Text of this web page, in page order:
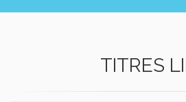
TITRES